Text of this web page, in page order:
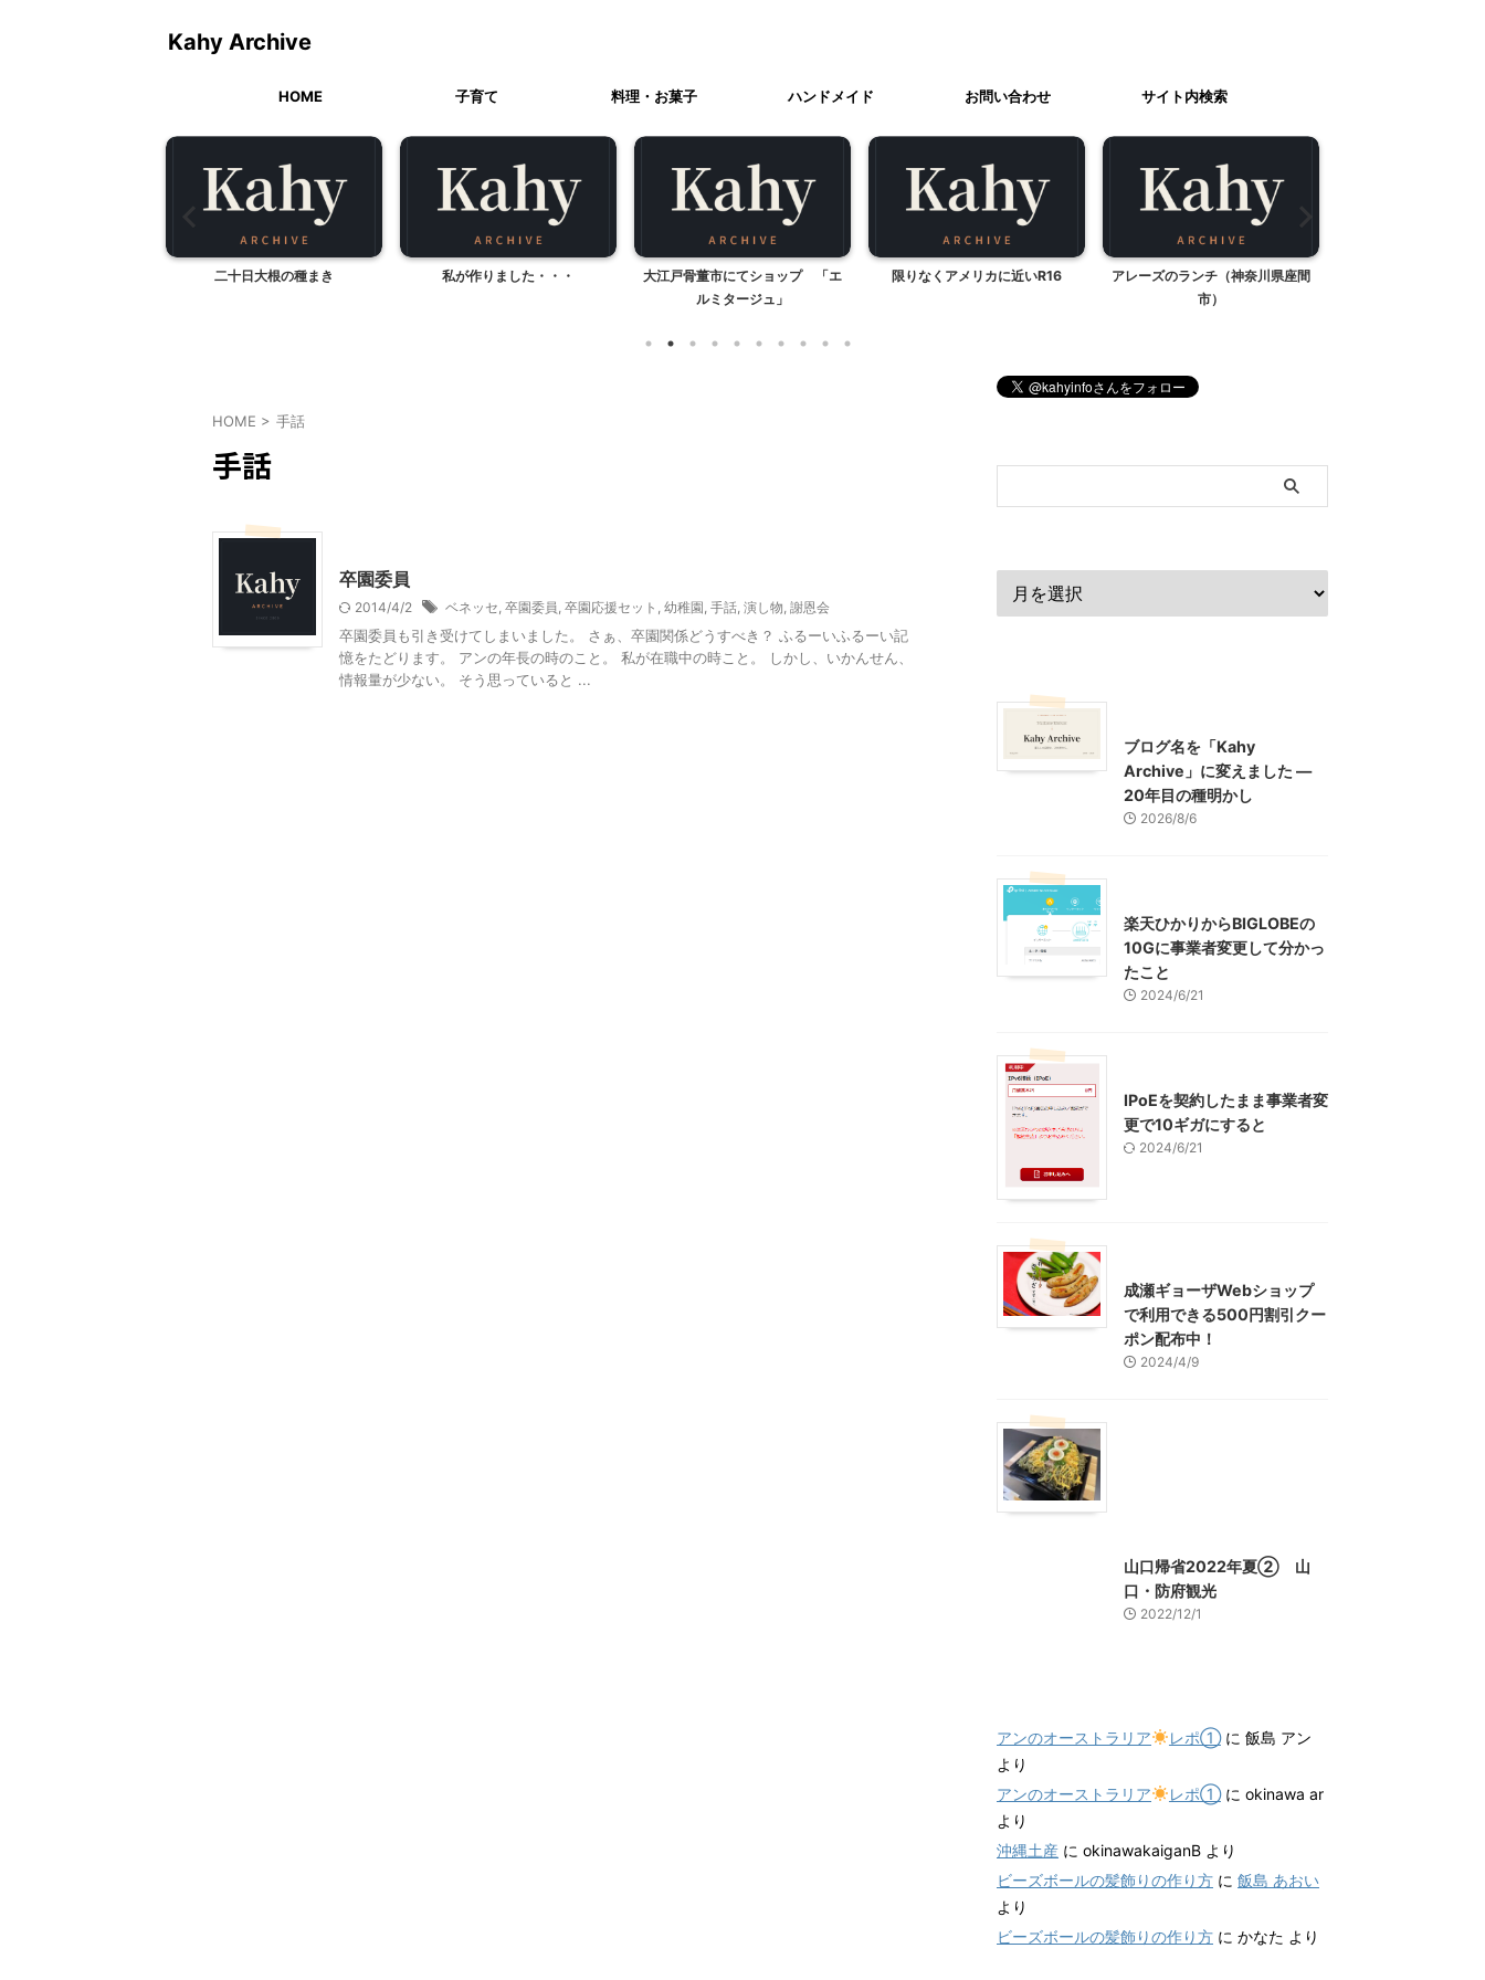
Kahy Archive
HOME 子育て 料理・お菓子 ハンドメイド お問い合わせ サイト内検索
二十日大根の種まき 私が作りました・・・
大江戸骨董市にてショップ 「エ
ルミタージュ」
限りなくアメリカに近いR16
アレーズのランチ（神奈川県座間
市）
HOME > 手話
手話
卒園委員
2014/4/2 ベネッセ 卒園委員 卒園応援セット 幼稚園 手話 演し物 謝恩会
卒園委員も引き受けてしまいました。 さぁ、卒園関係どうすべき？ ふるーいふるーい記
憶をたどります。 アンの年長の時のこと。 私が在職中の時こと。 しかし、いかんせん、
情報量が少ない。 そう思っていると ...
ブログ名を「Kahy
Archive」に変えました ―
20年目の種明かし
2026/8/6
楽天ひかりからBIGLOBEの
10Gに事業者変更して分かっ
たこと
2024/6/21
IPoEを契約したまま事業者変
更で10ギガにすると
2024/6/21
成瀬ギョーザWebショップ
で利用できる500円割引クー
ポン配布中！
2024/4/9
山口帰省2022年夏② 山
口・防府観光
2022/12/1
アンのオーストラリア レポ①に 飯島 アン
より
アンのオーストラリア
レポ①に okinawa ar
より
沖縄土産 に okinawakaiganB より
ビーズボールの髪飾りの作り方 に 飯島 あおい
より
ビーズボールの髪飾りの作り方 に かなた より